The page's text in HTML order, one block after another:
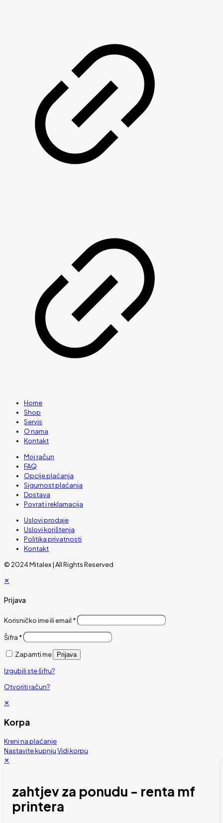
Home
Shop
Servis
O nama
Kontakt
Moj račun
FAQ
Opcije plaćanja
Sigurnost plaćanja
Dostava
Povrat i reklamacija
Uslovi prodaje
Uslovi korištenja
Politika privatnosti
Kontakt
© 2024 Mitalex | All Rights Reserved
✕
Prijava
Korisničko ime ili email *
Šifra *
Zapamti me Prijava
Izgubili ste šifru?
Otvoriti račun?
✕
Korpa
Kreni na plaćanje
Nastavite kupnjuVidi korpu
✕
zahtjev za ponudu - renta mf
printera